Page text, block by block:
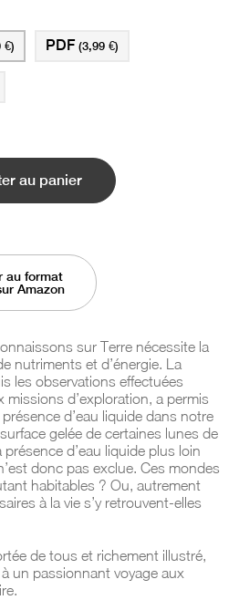
€) PDF (3,99 €)
au panier
au format
Amazon
sur Terre nécessite la
nutriments et d’énergie. La
les observations effectuées
missions d’exploration, a permis
d’eau liquide dans notre
gelée de certaines lunes de
d’eau liquide plus loin
donc pas exclue. Ces mondes
habitables ? Ou, autrement
à la vie s’y retrouvent-elles
de tous et richement illustré,
à un passionnant voyage aux